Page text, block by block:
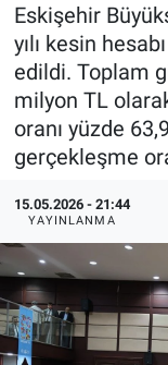
Eskişehir
yılı kesin
edildi. Toplam
milyon TL
oranı yüzde
gerçekleşme
15.05.2026 - 21:44
YAYINLANMA
Sağlık
Alış-Veriş/
Ekonomi
Kültür Sanat
Politika
Bilecik
Kütahya
Gezi
Haber Arşivi